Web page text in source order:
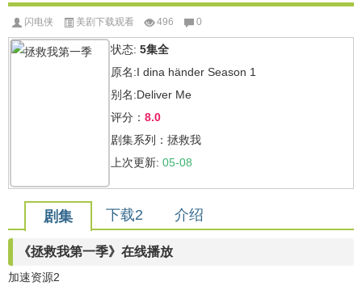
闪电侠 美剧下载观看 496 0
状态: 5集全
原名:I dina händer Season 1
别名:Deliver Me
评分： 8.0
剧集系列：拯救我
上次更新: 05-08
剧集 下载2 介绍
《拯救我第一季》在线播放
加速资源2